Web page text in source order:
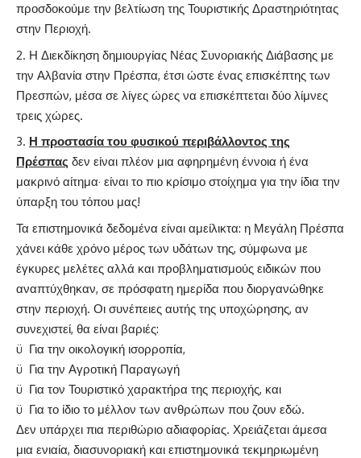
προσδοκούμε την βελτίωση της Τουριστικής Δραστηριότητας
στην Περιοχή.
Η Διεκδίκηση δημιουργίας Νέας Συνοριακής Διάβασης με
την Αλβανία στην Πρέσπα, έτσι ώστε ένας επισκέπτης των
Πρεσπών, μέσα σε λίγες ώρες να επισκέπτεται δύο λίμνες
τρεις χώρες.
Η προστασία του φυσικού περιβάλλοντος της
Πρέσπας δεν είναι πλέον μια αφηρημένη έννοια ή ένα
μακρινό αίτημα· είναι το πιο κρίσιμο στοίχημα για την ίδια την
ύπαρξη του τόπου μας!
Τα επιστημονικά δεδομένα είναι αμείλικτα: η Μεγάλη Πρέσπα
χάνει κάθε χρόνο μέρος των υδάτων της, σύμφωνα με
έγκυρες μελέτες αλλά και προβληματισμούς ειδικών που
αναπτύχθηκαν, σε πρόσφατη ημερίδα που διοργανώθηκε
στην περιοχή. Οι συνέπειες αυτής της υποχώρησης, αν
συνεχιστεί, θα είναι βαριές:
ü Για την οικολογική ισορροπία,
ü Για την Αγροτική Παραγωγή
ü Για τον Τουριστικό χαρακτήρα της περιοχής, και
ü Για το ίδιο το μέλλον των ανθρώπων που ζουν εδώ.
Δεν υπάρχει πια περιθώριο αδιαφορίας. Χρειάζεται άμεσα
μια ενιαία, διασυνοριακή και επιστημονικά τεκμηριωμένη